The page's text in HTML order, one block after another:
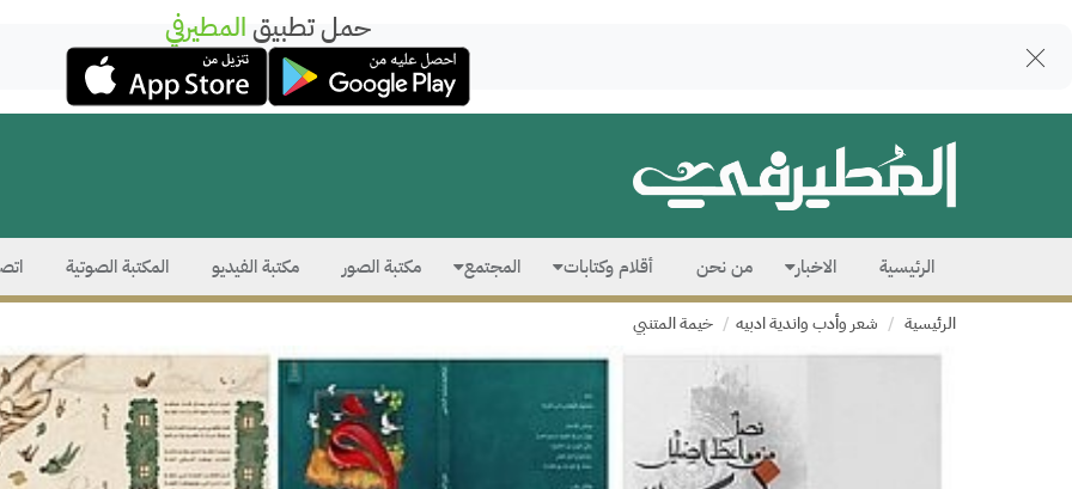
حمل تطبيقالمطيرفي
الرئيسية الاخبار من نحن أقلام وكتابات المجتمع مكتبة الصور مكتبة الفيديو المكتبة الصوتية
الرئيسية شعر وأدب واندية ادبيه خيمة المتنبي